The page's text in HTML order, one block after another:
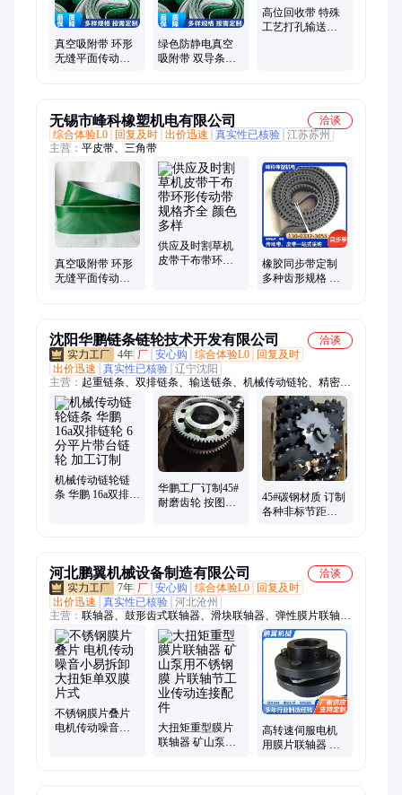
真空吸附带 环形
无缝平面传动片
绿色防静电真空
吸附带 双导条输
高位回收带 特殊
工艺打孔输送带
无锡市峰科橡塑机电有限公司
洽谈
综合体验L0
回复及时 出价迅速 真实性已核验 江苏苏州
主营： 平皮带、三角带
真空吸附带 环形
无缝平面传动片
供应及时割草机
皮带干布带环形
橡胶同步带定制
多种齿形规格 耐
沈阳华鹏链条链轮技术开发有限公司
洽谈
4年 厂 安心购 综合体验L0
回复及时
出价迅速
真实性已核验 辽宁沈阳
主营： 起重链条、双排链条、输送链条、机械传动链轮、精密链
条、焊接输送链、双排滚子链、不锈钢链条、不锈钢滚子链、不
锈钢板式链、加长销输送链、斗式提升机链条
机械传动链轮链
条 华鹏 16a双排链
华鹏工厂订制45#
耐磨齿轮 按图纸
45#碳钢材质 订制
各种非标节距链
河北鹏翼机械设备制造有限公司
洽谈
7年 厂 安心购 综合体验L0
回复及时
出价迅速
真实性已核验 河北沧州
主营： 联轴器、鼓形齿式联轴器、滑块联轴器、弹性膜片联轴
器、304不锈钢膜片、弹性柱销联轴器、十字滑块联轴器、梅花
联轴器、星型联轴器、蛇簧联轴器、不锈钢联轴器、柱销齿式联
轴器、凸缘联轴器、棒销联轴器、轮胎联轴器、联轴器配件、齿
式联轴器、尼龙套联轴器
不锈钢膜片叠片
电机传动噪音小
大扭矩重型膜片
联轴器 矿山泵用
高转速伺服电机
用膜片联轴器 不